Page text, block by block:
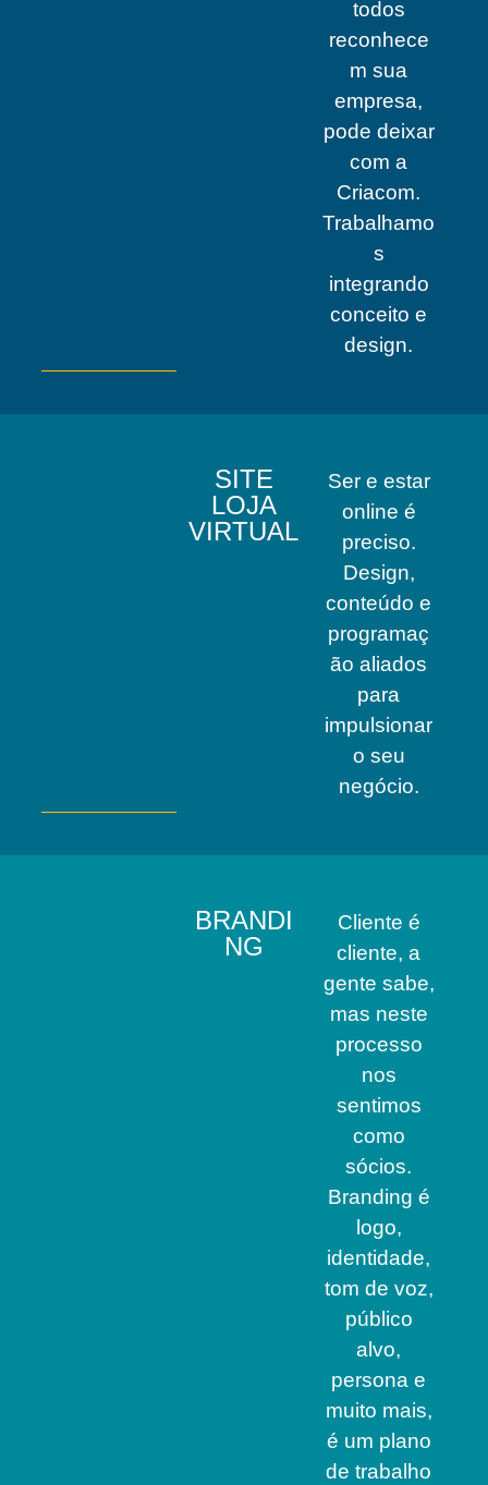
todos
reconhece
m sua
empresa,
pode deixar
com a
Criacom.
Trabalhamo
s
integrando
conceito e
design.
SITE
LOJA
VIRTUAL
Ser e estar
online é
preciso.
Design,
conteúdo e
programaç
ão aliados
para
impulsionar
o seu
negócio.
BRANDI
NG
Cliente é
cliente, a
gente sabe,
mas neste
processo
nos
sentimos
como
sócios.
Branding é
logo,
identidade,
tom de voz,
público
alvo,
persona e
muito mais,
é um plano
de trabalho